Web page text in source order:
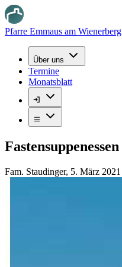
Pfarre Emmaus am Wienerberg
Über uns
Termine
Monatsblatt
Fastensuppenessen
Fam. Staudinger, 5. März 2021